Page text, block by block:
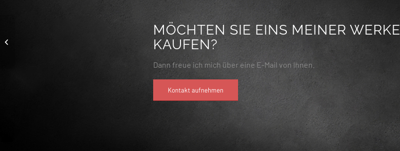
MÖCHTEN SIE EINS MEINER WERKE
KAUFEN?
Dann freue ich mich über eine E-Mail von Ihnen.
Kontakt aufnehmen